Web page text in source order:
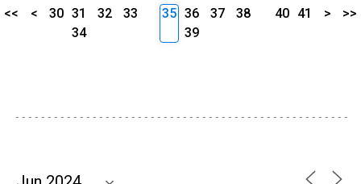
<< < 30 31 32
33
34
35 36 37
38
39
40 41 > >>